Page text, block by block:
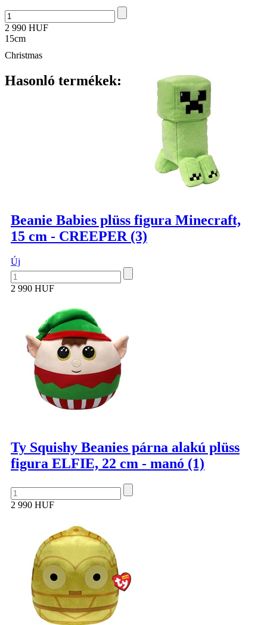
2 990 HUF
15cm
Christmas
Hasonló termékek:
Beanie Babies plüss figura Minecraft,
15 cm - CREEPER (3)
Új
2 990 HUF
Ty Squishy Beanies párna alakú plüss
figura ELFIE, 22 cm - manó (1)
2 990 HUF